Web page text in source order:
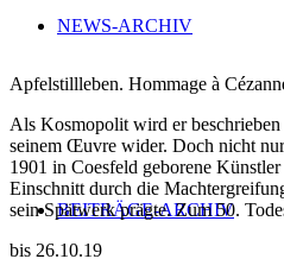
NEWS-ARCHIV
BEITRÄGE-ARCHIV
Apfelstillleben. Hommage à
Als Kosmopolit wird er
seinem Œuvre wider. Doch nicht
1901 in Coesfeld geborene
Einschnitt durch die
sein Spätwerk prägte. Zum 50.
bis 26.10.19